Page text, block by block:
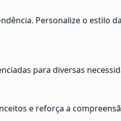
Personalize o estilo
para diversas
e reforça a